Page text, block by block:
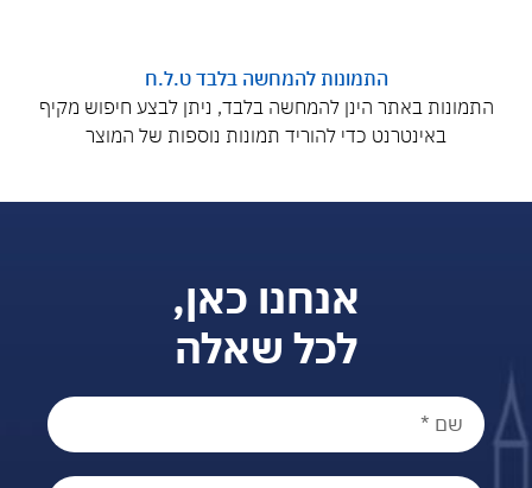
התמונות להמחשה בלבד ט.ל.ח
התמונות באתר הינן להמחשה בלבד, ניתן לבצע חיפוש מקיף
באינטרנט כדי להוריד תמונות נוספות של המוצר
אנחנו כאן,
לכל שאלה